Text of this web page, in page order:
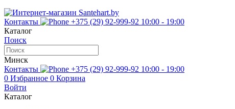
Контакты +375 (29) 92-999-92 10:00 - 19:00
Каталог
Поиск
Минск
Контакты
+375 (29) 92-999-92 10:00 - 19:00
0 Избранное 0 Корзина
Войти
Каталог